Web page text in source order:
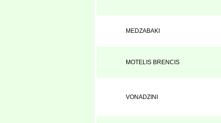
MEDZABAKI
MOTELIS BRENCIS
VONADZINI